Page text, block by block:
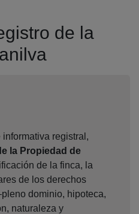
de la
nueva
registral,
la Propiedad de
de la finca, la
de los derechos
dominio, hipoteca,
naturaleza y